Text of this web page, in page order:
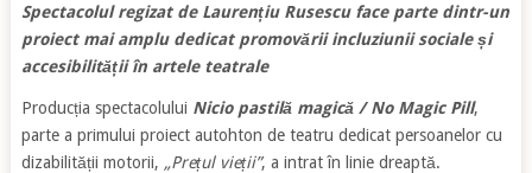
Spectacolul regizat de Laurențiu Rusescu face parte dintr-un
proiect mai amplu dedicat promovării incluziunii sociale și
accesibilității în artele teatrale
Producția spectacolului Nicio pastilă magică / No Magic Pill,
parte a primului proiect autohton de teatru dedicat persoanelor cu
dizabilității motorii, „Prețul vieții”, a intrat în linie dreaptă.